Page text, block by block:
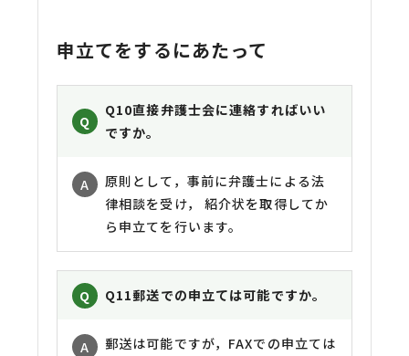
申立てをするにあたって
Q10直接弁護士会に連絡すればいい
ですか。
原則として，事前に弁護士による法
律相談を受け， 紹介状を取得してか
ら申立てを行います。
Q11郵送での申立ては可能ですか。
郵送は可能ですが，FAXでの申立ては